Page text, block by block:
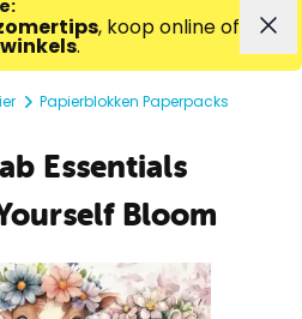
:
, koop online of
.
Papierblokken Paperpacks
Essentials
Bloom